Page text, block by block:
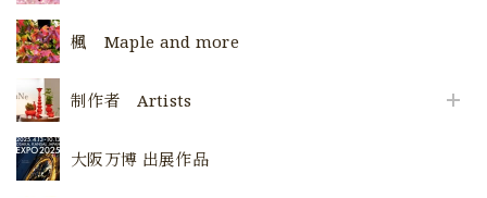
楓 Maple and more
制作者 Artists
大阪万博 出展作品